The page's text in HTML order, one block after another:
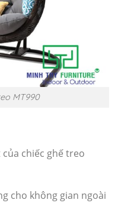
MT990
chiếc ghế treo
cho không gian ngoài